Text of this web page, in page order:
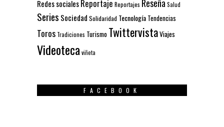
Redes socialesReportaje Reportajes Reseña Salud
Series Sociedad Solidaridad Tecnología Tendencias
Toros Tradiciones Turismo TwittervistaViajes
Videoteca viñeta
FACEBOOK